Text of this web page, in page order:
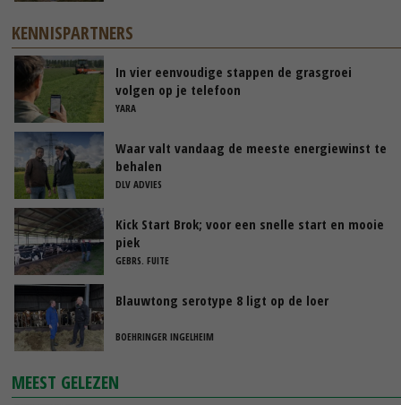
KENNISPARTNERS
In vier eenvoudige stappen de grasgroei
volgen op je telefoon
YARA
Waar valt vandaag de meeste energiewinst te
behalen
DLV ADVIES
Kick Start Brok; voor een snelle start en mooie
piek
GEBRS. FUITE
Blauwtong serotype 8 ligt op de loer
BOEHRINGER INGELHEIM
MEEST GELEZEN